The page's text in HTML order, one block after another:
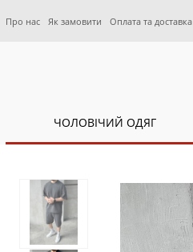
Про нас Як замовити Оплата та доставка
ЧОЛОВІЧИЙ ОДЯГ